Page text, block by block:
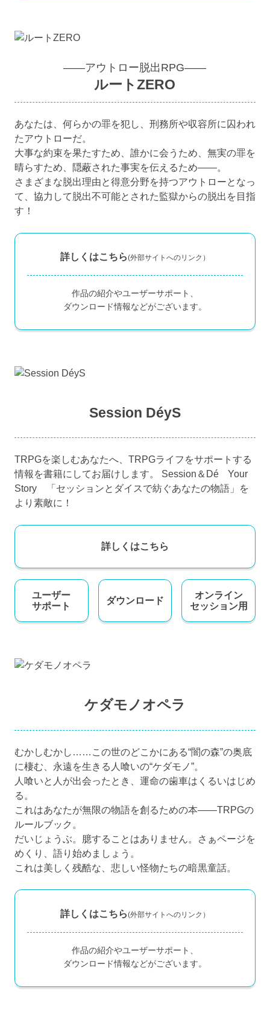
――アウトロー脱出RPG――
ルートZERO
あなたは、何らかの罪を犯し、刑務所や収容所に囚われ
たアウトローだ。
大事な約束を果たすため、誰かに会うため、無実の罪を
晴らすため、隠蔽された事実を伝えるため――。
さまざまな脱出理由と得意分野を持つアウトローとなっ
て、協力して脱出不可能とされた監獄からの脱出を目指
す！
詳しくはこちら(外部サイトへのリンク）
作品の紹介やユーザーサポート、
ダウンロード情報などがございます。
Session DéyS
TRPGを楽しむあなたへ、TRPGライフをサポートする
情報を書籍にしてお届けします。 Session＆Dé Your
Story 「セッションとダイスで紡ぐあなたの物語」を
より素敵に！
詳しくはこちら
ユーザー
サポート
ダウンロード
オンライン
セッション用
ケダモノオペラ
むかしむかし……この世のどこかにある“闇の森”の奥底
に棲む、永遠を生きる人喰いの“ケダモノ”。
人喰いと人が出会ったとき、運命の歯車はくるいはじめ
る。
これはあなたが無限の物語を創るための本――TRPGの
ルールブック。
だいじょうぶ。臆することはありません。さぁページを
めくり、語り始めましょう。
これは美しく残酷な、悲しい怪物たちの暗黒童話。
詳しくはこちら(外部サイトへのリンク）
作品の紹介やユーザーサポート、
ダウンロード情報などがございます。